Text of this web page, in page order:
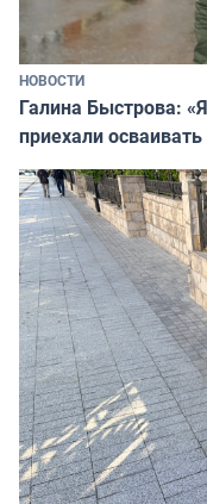
НОВОСТИ
Галина Быстрова:
приехали